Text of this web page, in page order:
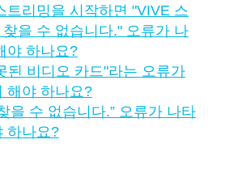
트리밍을 시작하면 "‍VIVE 스
을 수 없습니다."‍ 오류가 나
야 하나요?
된 비디오 카드"‍라는 오류가
해야 하나요?
을 수 없습니다.” 오류가 나타
하나요?